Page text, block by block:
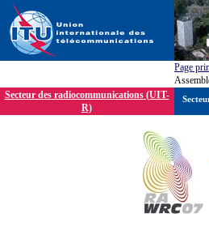
Page
Secteur des radiocommunications (UIT-
R)